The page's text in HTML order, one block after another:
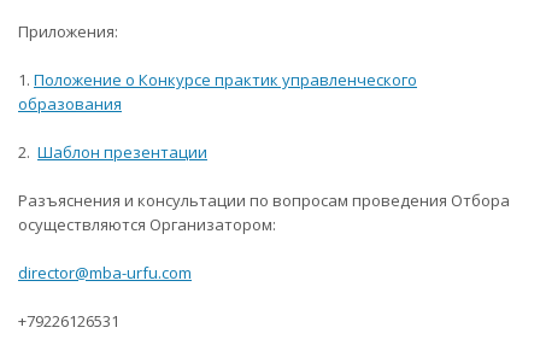
Приложения:
1. Положение о Конкурсе практик управленческого
образования
2. Шаблон презентации
Разъяснения и консультации по вопросам проведения Отбора
осуществляются Организатором:
director@mba-urfu.com
+79226126531